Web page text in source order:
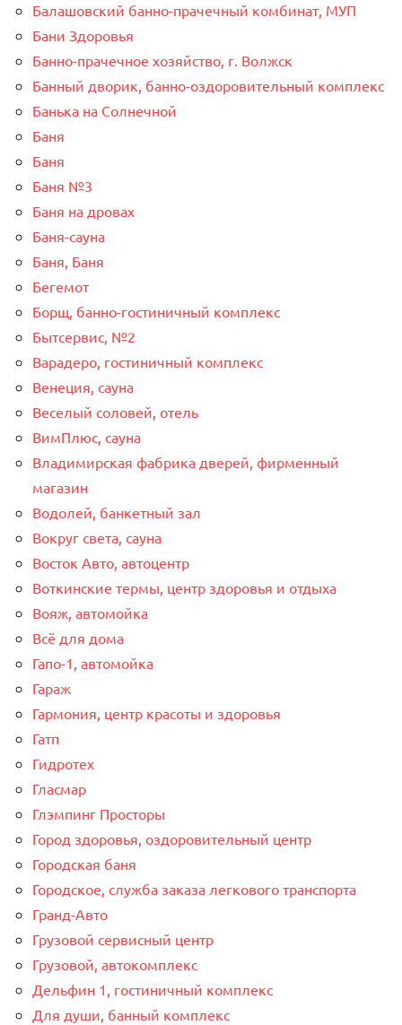
Балашовский банно-прачечный комбинат, МУП
Бани Здоровья
Банно-прачечное хозяйство, г. Волжск
Банный дворик, банно-оздоровительный комплекс
Банька на Солнечной
Баня
Баня
Баня №3
Баня на дровах
Баня-сауна
Баня, Баня
Бегемот
Борщ, банно-гостиничный комплекс
Бытсервис, №2
Варадеро, гостиничный комплекс
Венеция, сауна
Веселый соловей, отель
ВимПлюс, сауна
Владимирская фабрика дверей, фирменный
магазин
Водолей, банкетный зал
Вокруг света, сауна
Восток Авто, автоцентр
Воткинские термы, центр здоровья и отдыха
Вояж, автомойка
Всё для дома
Гапо-1, автомойка
Гараж
Гармония, центр красоты и здоровья
Гатп
Гидротех
Гласмар
Глэмпинг Просторы
Город здоровья, оздоровительный центр
Городская баня
Городское, служба заказа легкового транспорта
Гранд-Авто
Грузовой сервисный центр
Грузовой, автокомплекс
Дельфин 1, гостиничный комплекс
Для души, банный комплекс